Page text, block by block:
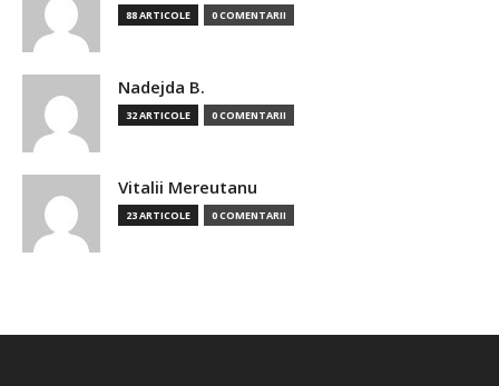
88 ARTICOLE 0 COMENTARII
Nadejda B.
32 ARTICOLE 0 COMENTARII
Vitalii Mereutanu
23 ARTICOLE 0 COMENTARII